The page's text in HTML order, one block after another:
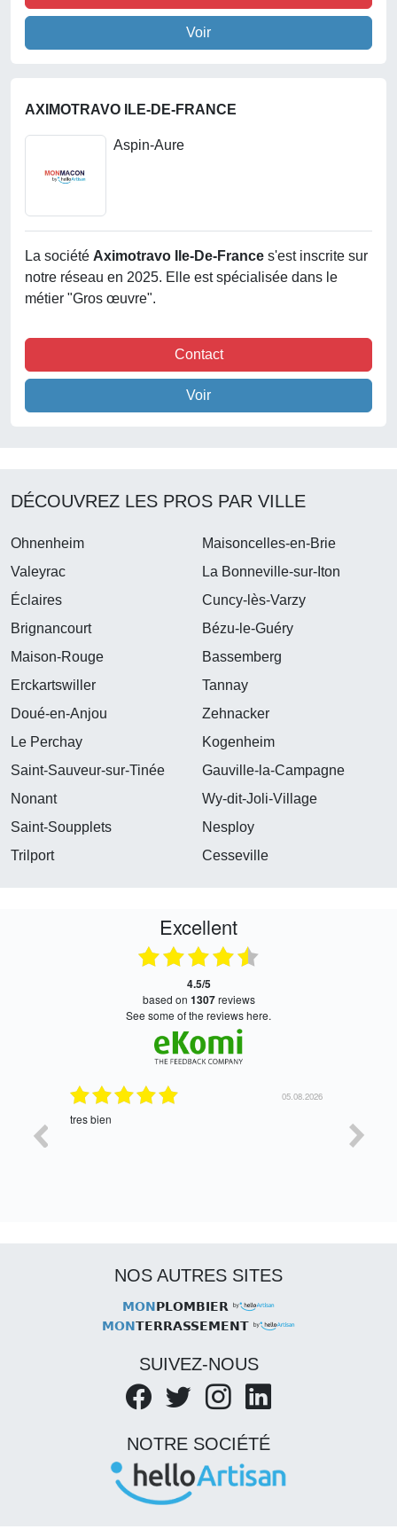
Voir
AXIMOTRAVO ILE-DE-FRANCE
Aspin-Aure
La société Aximotravo Ile-De-France s'est inscrite sur
notre réseau en 2025. Elle est spécialisée dans le
métier "Gros œuvre".
Contact
Voir
DÉCOUVREZ LES PROS PAR VILLE
Ohnenheim
Maisoncelles-en-Brie
Valeyrac
La Bonneville-sur-Iton
Éclaires
Cuncy-lès-Varzy
Brignancourt
Bézu-le-Guéry
Maison-Rouge
Bassemberg
Erckartswiller
Tannay
Doué-en-Anjou
Zehnacker
Le Perchay
Kogenheim
Saint-Sauveur-sur-Tinée
Gauville-la-Campagne
Nonant
Wy-dit-Joli-Village
Saint-Soupplets
Nesploy
Trilport
Cesseville
Excellent
4.5/5
based on 1307reviews
see some of the reviews here.
05.08.2026
tres bien
NOS AUTRES SITES
MONPLOMBIER
MONTERRASSEMENT
SUIVEZ-NOUS
NOTRE SOCIÉTÉ